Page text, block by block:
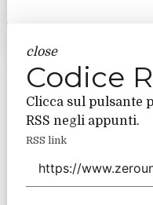
close
Codice
Clicca sul pulsante
RSS negli appunti.
RSS link